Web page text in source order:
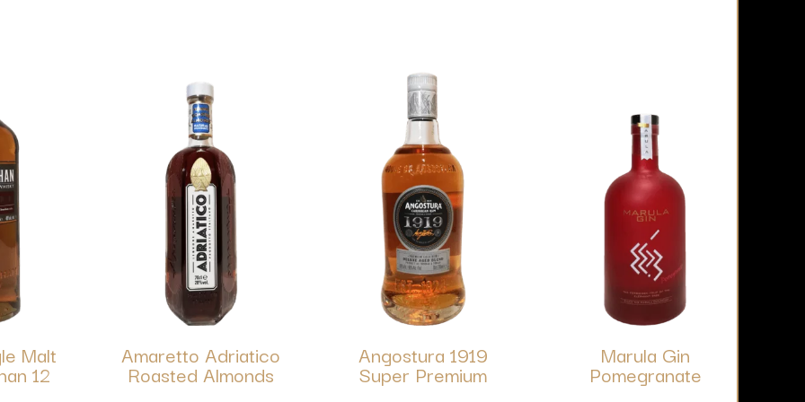
Malt
12
Amaretto Adriatico
Roasted Almonds
Angostura 1919
Super Premium
Marula Gin
Pomegranate